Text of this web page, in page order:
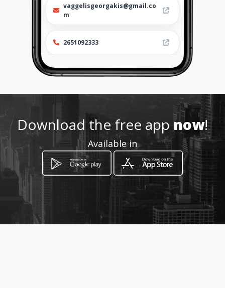
vaggelisgeorgakis@gmail.co
m
2651092333
Location -
How to get
11ο χιλ ΙΩΑΝΝΙΝΩΝ-ΑΘΗΝΩΝ-
Download the free appnow!
Available in